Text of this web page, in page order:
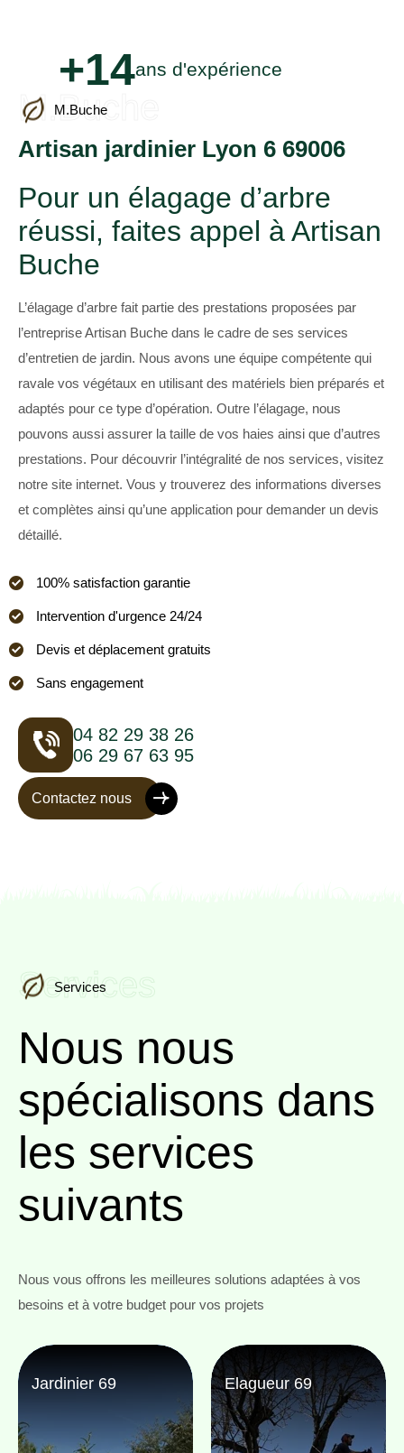
+14ans d'expérience
M.Buche
M.Buche
Artisan jardinier Lyon 6 69006
Pour un élagage d’arbre
réussi, faites appel à Artisan
Buche
L’élagage d’arbre fait partie des prestations proposées par
l’entreprise Artisan Buche dans le cadre de ses services
d’entretien de jardin. Nous avons une équipe compétente qui
ravale vos végétaux en utilisant des matériels bien préparés et
adaptés pour ce type d’opération. Outre l’élagage, nous
pouvons aussi assurer la taille de vos haies ainsi que d’autres
prestations. Pour découvrir l’intégralité de nos services, visitez
notre site internet. Vous y trouverez des informations diverses
et complètes ainsi qu’une application pour demander un devis
détaillé.
100% satisfaction garantie
Intervention d'urgence 24/24
Devis et déplacement gratuits
Sans engagement
04 82 29 38 26
06 29 67 63 95
Contactez nous
Services
Services
Nous nous
spécialisons dans
les services
suivants
Nous vous offrons les meilleures solutions adaptées à vos
besoins et à votre budget pour vos projets
Jardinier 69 Elagueur 69